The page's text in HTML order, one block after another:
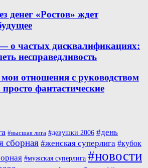
денег «Ростов» ждет
о частых дисквалификациях:
несправедливость
отношения с руководством
фантастические
#высшая лига #девушки 2006 #день
сборная #женская суперлига #кубок
#мужская суперлига #новости